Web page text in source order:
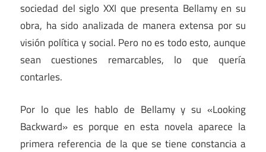
sociedad del siglo XXI que presenta Bellamy en su
obra, ha sido analizada de manera extensa por su
visión política y social. Pero no es todo esto, aunque
sean cuestiones remarcables, lo que quería
contarles.
Por lo que les hablo de Bellamy y su «Looking
Backward» es porque en esta novela aparece la
primera referencia de la que se tiene constancia a